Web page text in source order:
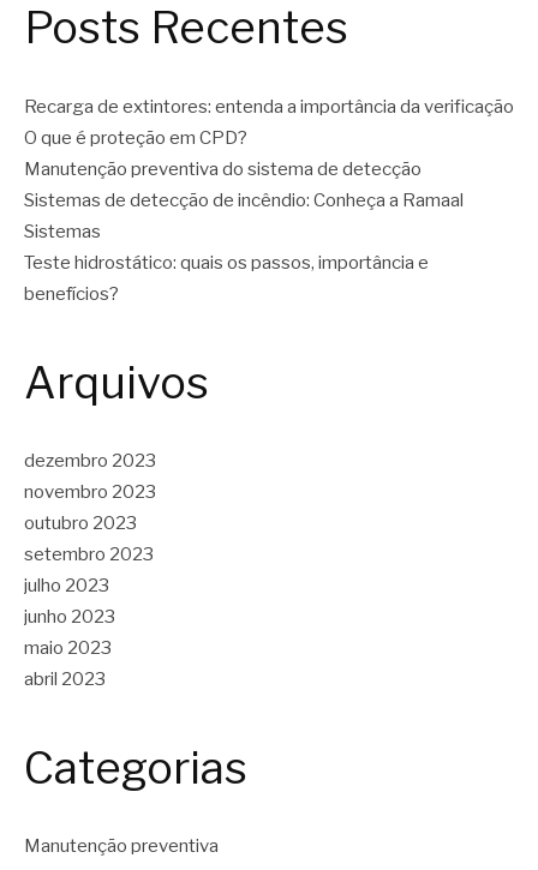
Posts Recentes
Recarga de extintores: entenda a importância da verificação
O que é proteção em CPD?
Manutenção preventiva do sistema de detecção
Sistemas de detecção de incêndio: Conheça a Ramaal
Sistemas
Teste hidrostático: quais os passos, importância e
benefícios?
Arquivos
dezembro 2023
novembro 2023
outubro 2023
setembro 2023
julho 2023
junho 2023
maio 2023
abril 2023
Categorias
Manutenção preventiva